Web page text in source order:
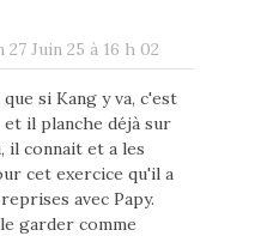
27 Juin 25 à 16 h 02
si Kang y va, c'est
et il planche déjà sur
il connait et a les
cet exercice qu'il a
avec Papy.
garder comme